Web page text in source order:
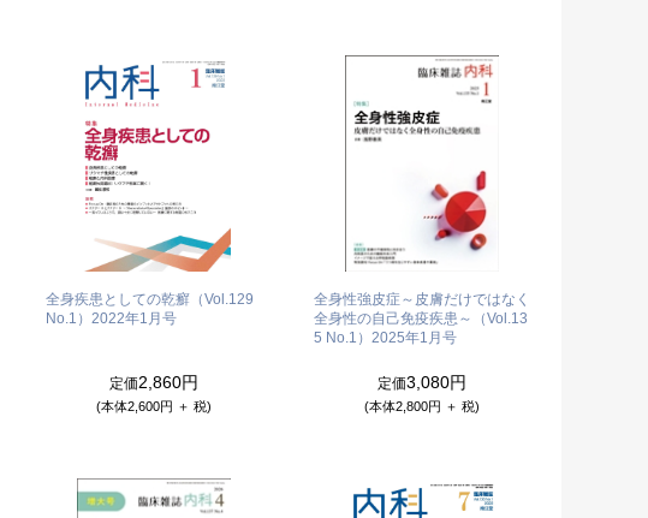
全身疾患としての乾癬（Vol.129
No.1） 2022年1月号
定価2,860円
(本体2,600円 ＋ 税)
全身性強皮症～皮膚だけではなく
全身性の自己免疫疾患～（Vol.13
5 No.1） 2025年1月号
定価3,080円
(本体2,800円 ＋ 税)